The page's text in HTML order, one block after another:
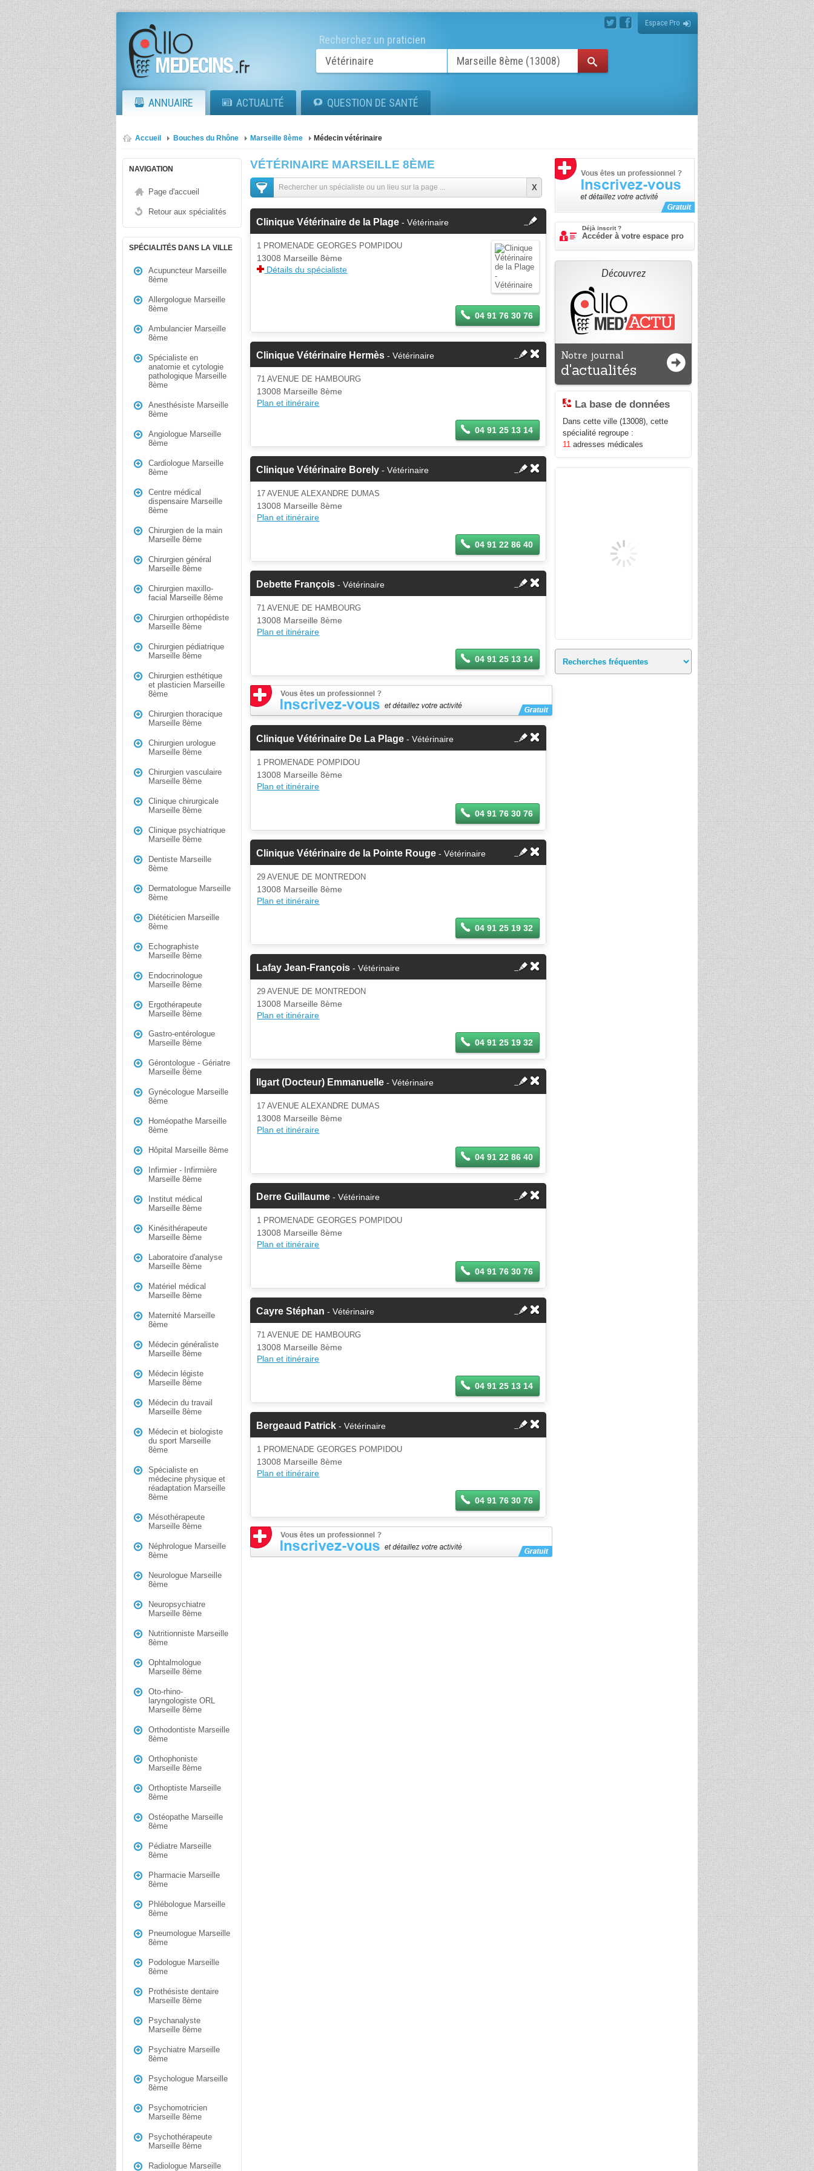
Espace Pro
Recherchez un praticien
ANNUAIRE ACTUALITÉ QUESTION DE SANTÉ
Accueil Bouches du Rhône Marseille 8ème Médecin vétérinaire
NAVIGATION
Page d'accueil
Retour aux spécialités
SPÉCIALITÉS DANS LA VILLE
Acupuncteur Marseille
8ème
Allergologue Marseille
8ème
Ambulancier Marseille
8ème
Spécialiste en
anatomie et cytologie
pathologique Marseille
8ème
Anesthésiste Marseille
8ème
Angiologue Marseille
8ème
Cardiologue Marseille
8ème
Centre médical
dispensaire Marseille
8ème
Chirurgien de la main
Marseille 8ème
Chirurgien général
Marseille 8ème
Chirurgien maxillo-
facial Marseille 8ème
Chirurgien orthopédiste
Marseille 8ème
Chirurgien pédiatrique
Marseille 8ème
Chirurgien esthétique
et plasticien Marseille
8ème
Chirurgien thoracique
Marseille 8ème
Chirurgien urologue
Marseille 8ème
Chirurgien vasculaire
Marseille 8ème
Clinique chirurgicale
Marseille 8ème
Clinique psychiatrique
Marseille 8ème
Dentiste Marseille
8ème
Dermatologue Marseille
8ème
Diététicien Marseille
8ème
Echographiste
Marseille 8ème
Endocrinologue
Marseille 8ème
Ergothérapeute
Marseille 8ème
Gastro-entérologue
Marseille 8ème
Gérontologue - Gériatre
Marseille 8ème
Gynécologue Marseille
8ème
Homéopathe Marseille
8ème
Hôpital Marseille 8ème
Infirmier - Infirmière
Marseille 8ème
Institut médical
Marseille 8ème
Kinésithérapeute
Marseille 8ème
Laboratoire d'analyse
Marseille 8ème
Matériel médical
Marseille 8ème
Maternité Marseille
8ème
Médecin généraliste
Marseille 8ème
Médecin légiste
Marseille 8ème
Médecin du travail
Marseille 8ème
Médecin et biologiste
du sport Marseille
8ème
Spécialiste en
médecine physique et
réadaptation Marseille
8ème
Mésothérapeute
Marseille 8ème
Néphrologue Marseille
8ème
Neurologue Marseille
8ème
Neuropsychiatre
Marseille 8ème
Nutritionniste Marseille
8ème
Ophtalmologue
Marseille 8ème
Oto-rhino-
laryngologiste ORL
Marseille 8ème
Orthodontiste Marseille
8ème
Orthophoniste
Marseille 8ème
Orthoptiste Marseille
8ème
Ostéopathe Marseille
8ème
Pédiatre Marseille
8ème
Pharmacie Marseille
8ème
Phlébologue Marseille
8ème
Pneumologue Marseille
8ème
Podologue Marseille
8ème
Prothésiste dentaire
Marseille 8ème
Psychanalyste
Marseille 8ème
Psychiatre Marseille
8ème
Psychologue Marseille
8ème
Psychomotricien
Marseille 8ème
Psychothérapeute
Marseille 8ème
Radiologue Marseille
VÉTÉRINAIRE MARSEILLE 8ÈME
Clinique Vétérinaire de la Plage - Vétérinaire fermer
Cette fiche est la propriété
d'un membre.
Si vous êtes ce membre, mettez à
jour ces informations sur votre
Se
connecter
1 PROMENADE GEORGES POMPIDOU
13008 Marseille 8ème
Détails du spécialiste
04 91 76 30 76
Clinique Vétérinaire Hermès - Vétérinaire
71 AVENUE DE HAMBOURG
13008 Marseille 8ème
Plan et itinéraire
04 91 25 13 14
Clinique Vétérinaire Borely - Vétérinaire
17 AVENUE ALEXANDRE DUMAS
13008 Marseille 8ème
Plan et itinéraire
04 91 22 86 40
Debette François - Vétérinaire
71 AVENUE DE HAMBOURG
13008 Marseille 8ème
Plan et itinéraire
04 91 25 13 14
Clinique Vétérinaire De La Plage - Vétérinaire
1 PROMENADE POMPIDOU
13008 Marseille 8ème
Plan et itinéraire
04 91 76 30 76
Clinique Vétérinaire de la Pointe Rouge - Vétérinaire
29 AVENUE DE MONTREDON
13008 Marseille 8ème
Plan et itinéraire
04 91 25 19 32
Lafay Jean-François - Vétérinaire
29 AVENUE DE MONTREDON
13008 Marseille 8ème
Plan et itinéraire
04 91 25 19 32
Ilgart (Docteur) Emmanuelle - Vétérinaire
17 AVENUE ALEXANDRE DUMAS
13008 Marseille 8ème
Plan et itinéraire
04 91 22 86 40
Derre Guillaume - Vétérinaire
1 PROMENADE GEORGES POMPIDOU
13008 Marseille 8ème
Plan et itinéraire
04 91 76 30 76
Cayre Stéphan - Vétérinaire
71 AVENUE DE HAMBOURG
13008 Marseille 8ème
Plan et itinéraire
04 91 25 13 14
Bergeaud Patrick - Vétérinaire
1 PROMENADE GEORGES POMPIDOU
13008 Marseille 8ème
Plan et itinéraire
04 91 76 30 76
Déjà inscrit ?
Accéder à votre espace pro
Découvrez
Notre journal
d'actualités
La base de données
Dans cette ville (13008), cette
spécialité regroupe :
11 adresses médicales